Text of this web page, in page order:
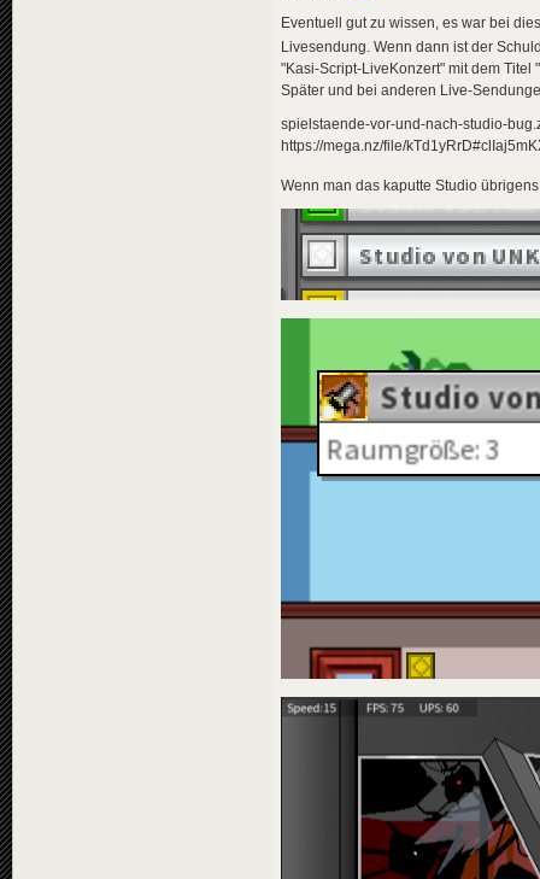
Eventuell gut zu wissen, es war bei
Livesendung. Wenn dann ist der
"Kasi-Script-LiveKonzert" mit dem
Später und bei anderen Live-
spielstaende-vor-und-nach-studio-
https://mega.nz/file/
Wenn man das kaputte Studio